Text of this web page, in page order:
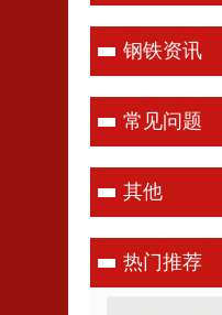
钢铁资讯
常见问题
其他
热门推荐